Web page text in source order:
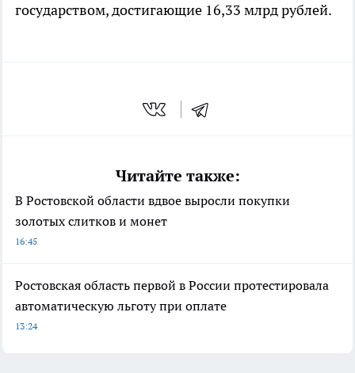
государством, достигающие 16,33 млрд рублей.
Читайте также:
В Ростовской области вдвое выросли покупки
золотых слитков и монет
16:45
Ростовская область первой в России протестировала
автоматическую льготу при оплате
13:24